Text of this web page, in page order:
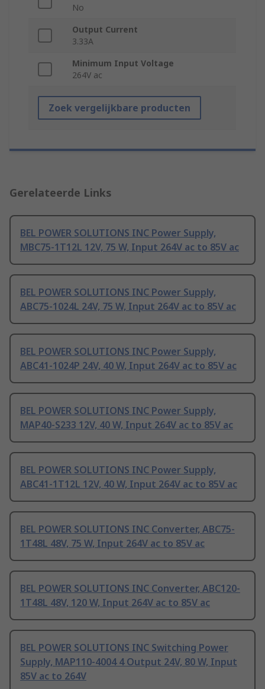
No
Output Current
3.33A
Minimum Input Voltage
264V ac
Zoek vergelijkbare producten
Gerelateerde Links
BEL POWER SOLUTIONS INC Power Supply,
MBC75-1T12L 12V, 75 W, Input 264V ac to 85V ac
BEL POWER SOLUTIONS INC Power Supply,
ABC75-1024L 24V, 75 W, Input 264V ac to 85V ac
BEL POWER SOLUTIONS INC Power Supply,
ABC41-1024P 24V, 40 W, Input 264V ac to 85V ac
BEL POWER SOLUTIONS INC Power Supply,
MAP40-S233 12V, 40 W, Input 264V ac to 85V ac
BEL POWER SOLUTIONS INC Power Supply,
ABC41-1T12L 12V, 40 W, Input 264V ac to 85V ac
BEL POWER SOLUTIONS INC Converter, ABC75-
1T48L 48V, 75 W, Input 264V ac to 85V ac
BEL POWER SOLUTIONS INC Converter, ABC120-
1T48L 48V, 120 W, Input 264V ac to 85V ac
BEL POWER SOLUTIONS INC Switching Power
Supply, MAP110-4004 4 Output 24V, 80 W, Input
85V ac to 264V